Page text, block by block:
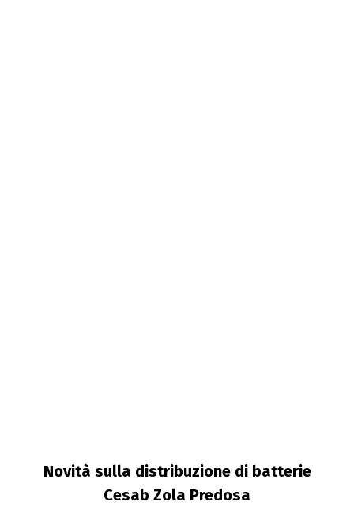
Novità sulla distribuzione di batterie
Cesab Zola Predosa